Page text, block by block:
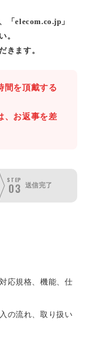
「elecom.co.jp」
。
きます。
間を頂戴する
、お返事を差
STEP
03 送信完了
対応規格、機能、仕
入の流れ、取り扱い